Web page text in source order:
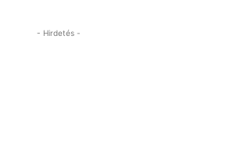
- Hirdetés -